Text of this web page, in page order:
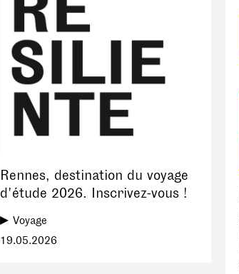
Rennes, destination du voyage
d'étude 2026. Inscrivez-vous !
Voyage
19.05.2026